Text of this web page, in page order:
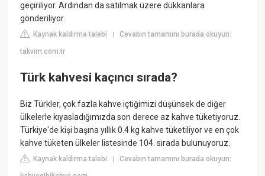
geçiriliyor. Ardından da satılmak üzere dükkanlara
gönderiliyor.
Kaynak kaldırma talebi |Cevabın tamamını burada okuyun:
takvim.com.tr
Türk kahvesi kaçıncı sırada?
Biz Türkler, çok fazla kahve içtiğimizi düşünsek de diğer
ülkelerle kıyasladığımızda son derece az kahve tüketiyoruz.
Türkiye'de kişi başına yıllık 0.4 kg kahve tüketiliyor ve en çok
kahve tüketen ülkeler listesinde 104. sırada bulunuyoruz.
Kaynak kaldırma talebi |Cevabın tamamını burada okuyun: